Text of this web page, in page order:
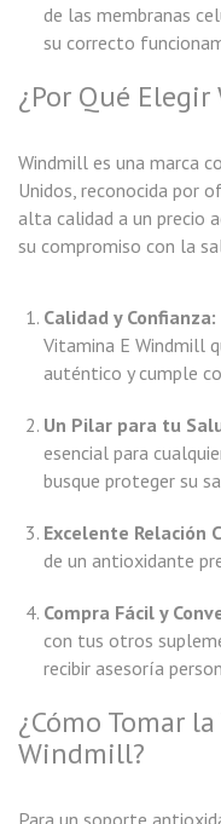
de las membranas
su correcto
¿Por Qué
Windmill es una marca
Unidos, reconocida por
alta calidad a un precio
su compromiso con la
Calidad y Confianza:
Vitamina E Windmill
auténtico y cumple
Un Pilar para tu
esencial para
busque proteger su
Excelente Relación
de un antioxidante
Compra Fácil y
con tus otros
recibir asesoría
¿Cómo Tomar
Windmill?
Para un soporte